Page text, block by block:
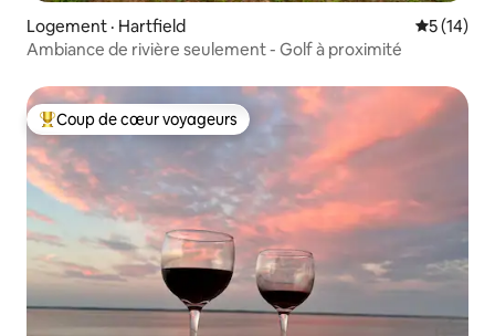
Logement · Hartfield Note
5 (14)
Ambiance de rivière seulement - Golf à proximité
Coup de cœur voyageurs parmi les plus aimés
Coup de cœur voyageurs